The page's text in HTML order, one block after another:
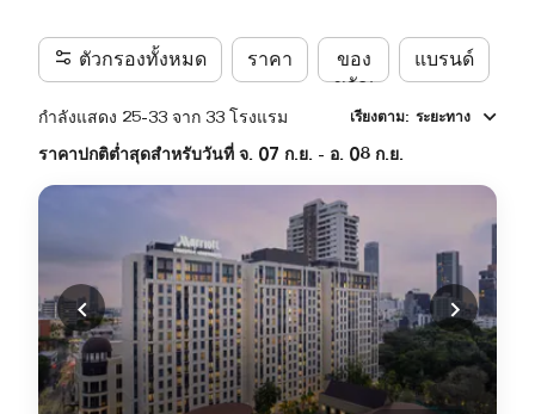
ตัวกรองทั้งหมด ราคา
ของ
ขวัญ
แบรนด์
กำลังแสดง 25-33 จาก 33 โรงแรม เรียงตาม : ระยะทาง
ราคาปกติต่ำสุดสำหรับวันที่ จ. 07 ก.ย. - อ. 08 ก.ย.